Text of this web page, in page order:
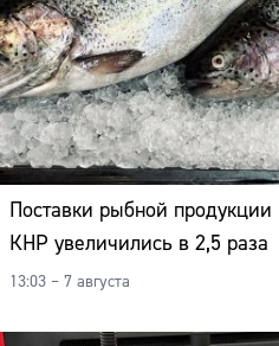
Поставки рыбной
КНР увеличились в 2,5 раза
13:03 – 7 августа